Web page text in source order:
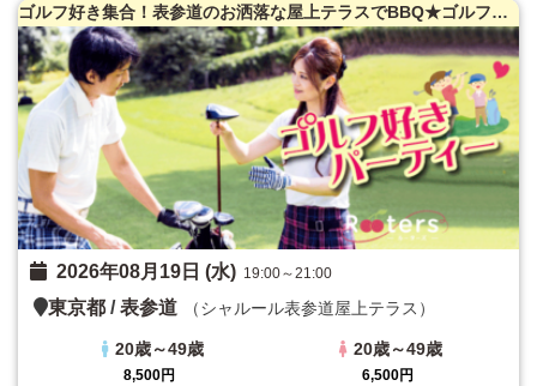
ゴルフ好き集合！表参道のお洒落な屋上テラスでBBQ★ゴルフ好き限定パーティー♪
2026年08月19日 (水) 19:00～21:00
東京都 /表参道 （シャルール表参道屋上テラス）
20歳～49歳
8,500円
20歳～49歳
6,500円